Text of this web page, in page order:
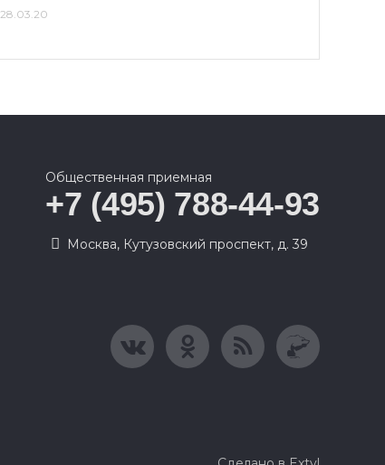
28.03.20
Общественная приемная
+7 (495) 788-44-93
Москва, Кутузовский проспект, д. 39